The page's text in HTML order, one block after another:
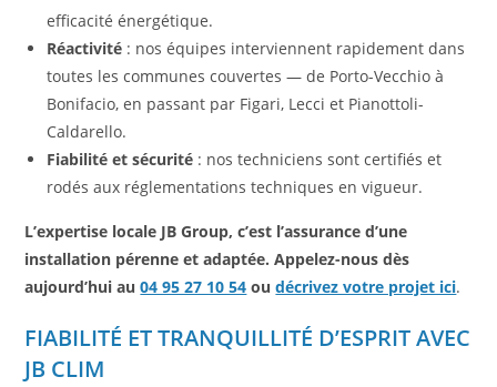
efficacité énergétique.
Réactivité : nos équipes interviennent rapidement dans
toutes les communes couvertes — de Porto-Vecchio à
Bonifacio, en passant par Figari, Lecci et Pianottoli-
Caldarello.
Fiabilité et sécurité : nos techniciens sont certifiés et
rodés aux réglementations techniques en vigueur.
L’expertise locale JB Group, c’est l’assurance d’une
installation pérenne et adaptée. Appelez-nous dès
aujourd’hui au04 95 27 10 54 oudécrivez votre projet ici.
FIABILITÉ ET TRANQUILLITÉ D’ESPRIT AVEC
JB CLIM